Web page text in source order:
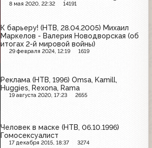
R.T.H., Castrol
8 мая 2020, 22:32 14191
К барьеру! (НТВ, 28.04.2005) Михаил
Маркелов - Валерия Новодворская (об
итогах 2-й мировой войны)
29 февраля 2024, 12:19 1619
Реклама (НТВ, 1996) Omsa, Kamill,
Huggies, Rexona, Rama
19 августа 2020, 17:23 2655
Человек в маске (НТВ, 06.10.1996)
Гомосексуалист
17 декабря 2015, 18:37 3274